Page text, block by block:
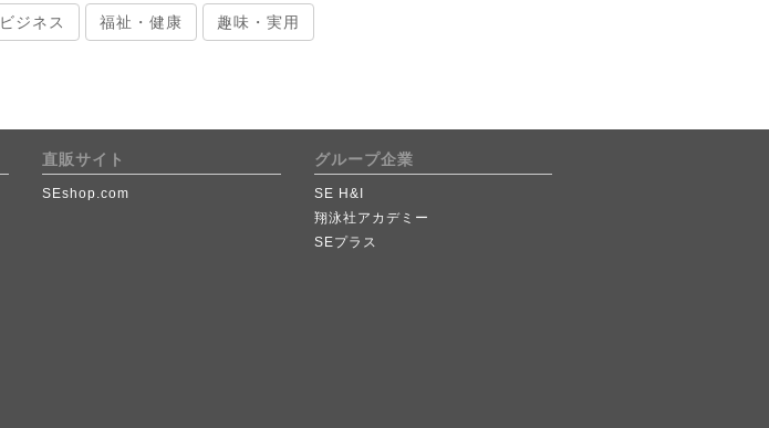
ビジネス 福祉・健康 趣味・実用
直販サイト
SEshop.com
グループ企業
SE H&I
翔泳社アカデミー
SEプラス